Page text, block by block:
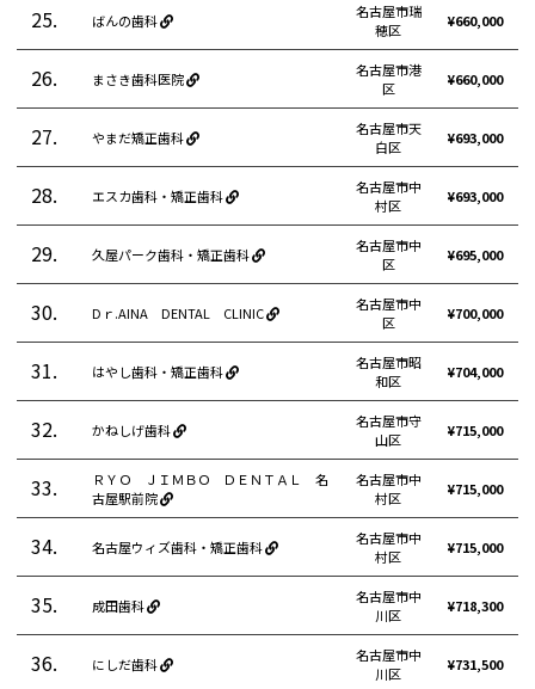
25. ばんの歯科
名古屋市瑞
穂区
¥660,000
26. まさき歯科医院
名古屋市港
区
¥660,000
27. やまだ矯正歯科
名古屋市天
白区
¥693,000
28. エスカ歯科・矯正歯科
名古屋市中
村区
¥693,000
29. 久屋パーク歯科・矯正歯科
名古屋市中
区
¥695,000
30. Dｒ.AINA DENTAL CLINIC
名古屋市中
区
¥700,000
31. はやし歯科・矯正歯科
名古屋市昭
和区
¥704,000
32. かねしげ歯科
名古屋市守
山区
¥715,000
33.
ＲＹＯ ＪＩＭＢＯ ＤＥＮＴＡＬ 名
古屋駅前院
名古屋市中
村区
¥715,000
34. 名古屋ウィズ歯科・矯正歯科
名古屋市中
村区
¥715,000
35. 成田歯科
名古屋市中
川区
¥718,300
36. にしだ歯科
名古屋市中
川区
¥731,500